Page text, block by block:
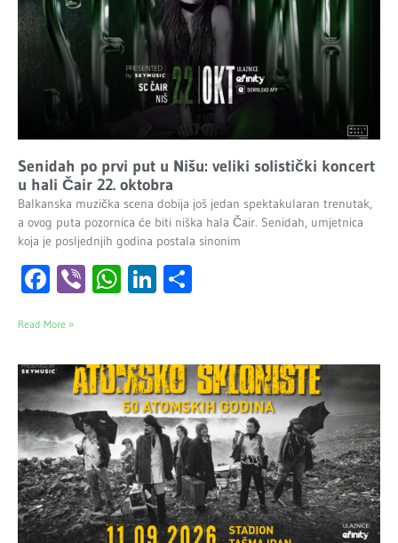
Senidah po prvi put u Nišu: veliki solistički koncert
u hali Čair 22. oktobra
Balkanska muzička scena dobija još jedan spektakularan trenutak,
a ovog puta pozornica će biti niška hala Čair. Senidah, umjetnica
koja je posljednjih godina postala sinonim
Facebook
ViberWhatsApp
LinkedIn
Read More »